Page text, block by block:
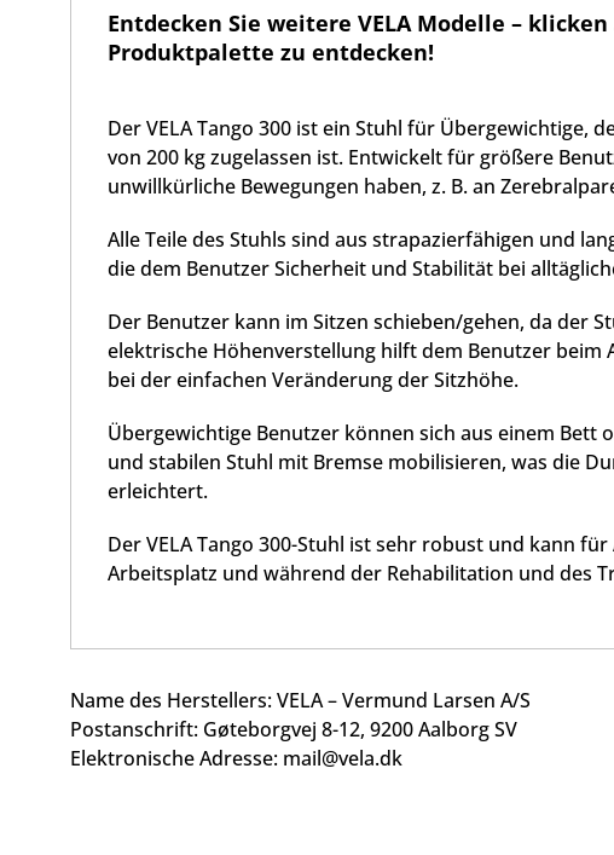
Entdecken Sie weitere VELA Modelle – klicken
Produktpalette zu entdecken!
Der VELA Tango 300 ist ein Stuhl für Übergewichtige,
von 200 kg zugelassen ist. Entwickelt für größere
unwillkürliche Bewegungen haben, z. B. an
Alle Teile des Stuhls sind aus strapazierfähigen und
die dem Benutzer Sicherheit und Stabilität bei
Der Benutzer kann im Sitzen schieben/gehen, da der
elektrische Höhenverstellung hilft dem Benutzer beim
bei der einfachen Veränderung der Sitzhöhe.
Übergewichtige Benutzer können sich aus einem Bett
und stabilen Stuhl mit Bremse mobilisieren, was die
erleichtert.
Der VELA Tango 300-Stuhl ist sehr robust und kann
Arbeitsplatz und während der Rehabilitation und des
Name des Herstellers:VELA – Vermund Larsen A/S
Postanschrift: Gøteborgvej 8-12, 9200 Aalborg SV
Elektronische Adresse: mail@vela.dk